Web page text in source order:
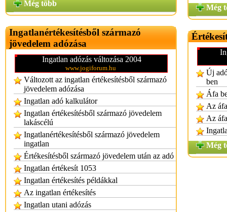
Még több
Ingatlanértékesítésből származó
jövedelem adózása
Ingatlan adózás változása 2004
www.jogiforum.hu
Változott az ingatlan értékesítésből származó
jövedelem adózása
Ingatlan adó kalkulátor
Ingatlan értékesítésből származó jövedelem
lakáscélú
Ingatlanértékesítésből származó jövedelem
ingatlan
Értékesítésből származó jövedelem után az adó
Ingatlan értékesít 1053
Ingatlan értékesítés példákkal
Az ingatlan értékesítés
Ingatlan utani adózás
Még
Új
ben
Áfa
Az
Az
Még